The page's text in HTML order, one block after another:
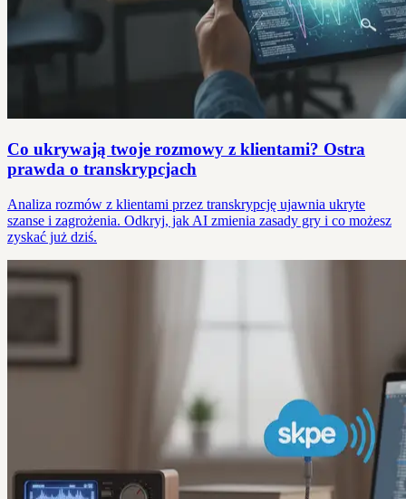
Co ukrywają twoje rozmowy z klientami? Ostra
prawda o transkrypcjach
Analiza rozmów z klientami przez transkrypcję ujawnia ukryte
szanse i zagrożenia. Odkryj, jak AI zmienia zasady gry i co możesz
zyskać już dziś.